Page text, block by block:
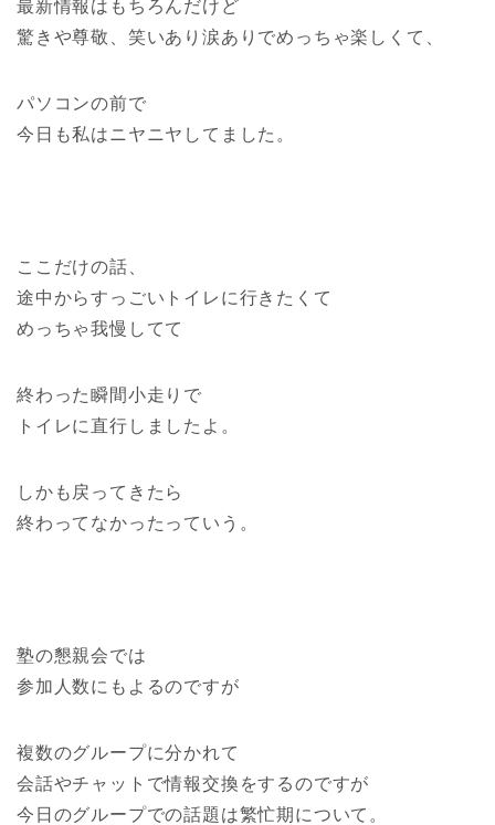
最新情報はもちろんだけど
驚きや尊敬、笑いあり涙ありでめっちゃ楽しくて、
パソコンの前で
今日も私はニヤニヤしてました。
ここだけの話、
途中からすっごいトイレに行きたくて
めっちゃ我慢してて
終わった瞬間小走りで
トイレに直行しましたよ。
しかも戻ってきたら
終わってなかったっていう。
塾の懇親会では
参加人数にもよるのですが
複数のグループに分かれて
会話やチャットで情報交換をするのですが
今日のグループでの話題は繁忙期について。